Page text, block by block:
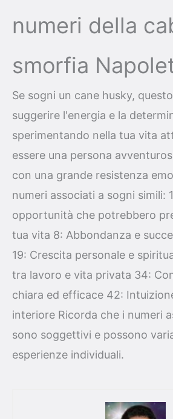
numeri della
smorfia
Se sogni un cane husky,
suggerire l'energia e la
sperimentando nella tua vita
essere una persona
con una grande resistenza
numeri associati a sogni simili:
opportunità che potrebbero
tua vita 8: Abbondanza e
19: Crescita personale e
tra lavoro e vita privata 34:
chiara ed efficace 42:
interiore Ricorda che i numeri
sono soggettivi e possono
esperienze individuali.